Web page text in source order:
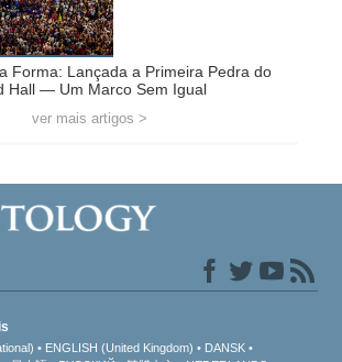
Forma: Lançada a Primeira Pedra do
Hall — Um Marco Sem Igual
ver mais artigos >
ENGLISH (United Kingdom)
DANSK